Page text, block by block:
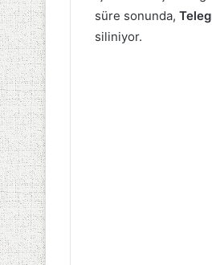
süre sonunda,
siliniyor.